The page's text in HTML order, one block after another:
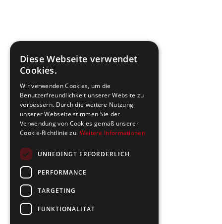
Diese Webseite verwendet
Cookies.
Wir verwenden Cookies, um die
Benutzerfreundlichkeit unserer Website zu
verbessern. Durch die weitere Nutzung
unserer Webseite stimmen Sie der
Verwendung von Cookies gemäß unserer
Cookie-Richtlinie zu. Weitere Informationen
UNBEDINGT ERFORDERLICH
PERFORMANCE
TARGETING
FUNKTIONALITÄT